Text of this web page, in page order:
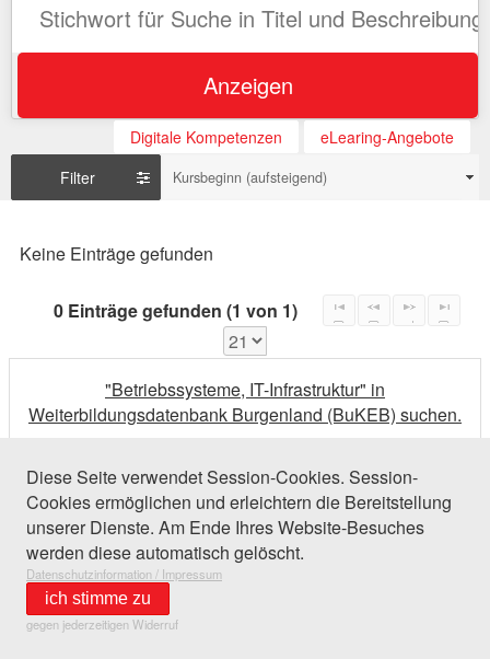
Anzeigen
Digitale Kompetenzen
eLearing-Angebote
Filter
Kursbeginn (aufsteigend)
Keine Einträge gefunden
0 Einträge gefunden (1 von 1)
"Betriebssysteme, IT-Infrastruktur" in
Weiterbildungsdatenbank Burgenland (BuKEB) suchen.
Diese Seite verwendet Session-Cookies. Session-
Cookies ermöglichen und erleichtern die Bereitstellung
unserer Dienste. Am Ende Ihres Website-Besuches
werden diese automatisch gelöscht.
Datenschutzinformation / Impressum
ich stimme zu
gegen jederzeitigen Widerruf